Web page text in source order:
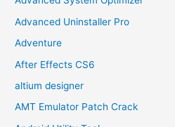
Advanced Uninstaller Pro
Adventure
After Effects CS6
altium designer
AMT Emulator Patch Crack